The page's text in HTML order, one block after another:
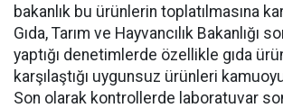
bakanlık bu ürünlerin toplatılmasına
Gıda, Tarım ve Hayvancılık Bakanlığı
yaptığı denetimlerde özellikle gıda
karşılaştığı uygunsuz ürünleri
Son olarak kontrollerde laboratuvar